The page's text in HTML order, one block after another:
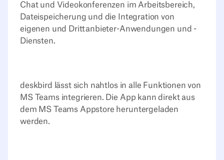
Chat und Videokonferenzen im Arbeitsbereich,
Dateispeicherung und die Integration von
eigenen und Drittanbieter-Anwendungen und -
Diensten.
deskbird lässt sich nahtlos in alle Funktionen von
MS Teams integrieren. Die App kann direkt aus
dem MS Teams Appstore heruntergeladen
werden.